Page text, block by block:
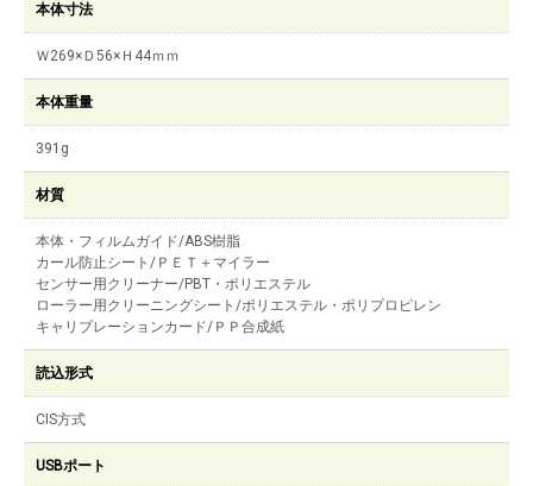
本体寸法
Ｗ269×Ｄ56×Ｈ44ｍｍ
本体重量
391g
材質
本体・フィルムガイド/ABS樹脂
カール防止シート/ＰＥＴ＋マイラー
センサー用クリーナー/PBT・ポリエステル
ローラー用クリーニングシート/ポリエステル・ポリプロピレン
キャリブレーションカード/ＰＰ合成紙
読込形式
CIS方式
USBポート